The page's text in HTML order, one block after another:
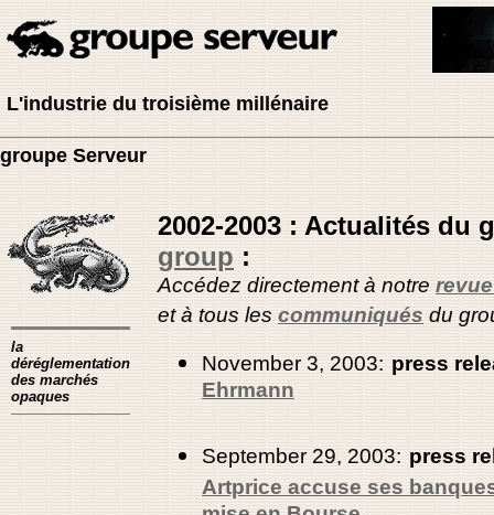
L'industrie du troisième millénaire
groupe Serveur
la
déréglementation
des marchés
opaques
2002-2003 : Actualités du
group :
Accédez directement à notre
et à tous les communiqués du
November 3, 2003: press
Ehrmann
September 29, 2003: press
Artprice accuse ses